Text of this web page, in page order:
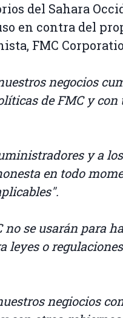
del Sahara
en contra del
FMC
negocios
de FMC y con
y a los
en todo
no se usarán para
leyes o regulaciones
negiocios